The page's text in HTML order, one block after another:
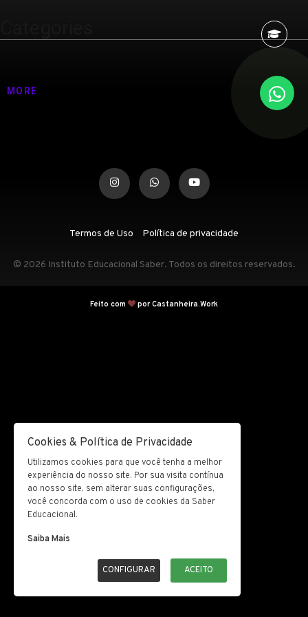
MORE
Termos de Uso Política de privacidade
© 2026 Instituto Educacional Saber. Todos os direitos reservados.
Feito com por Castanheira.Work
Cookies & Política de Privacidade
Utilizamos cookies para que você tenha a melhor
experiência do nosso site. Por sua visita contínua
ao nosso site, sem alterar suas configurações,
você concorda com o uso de cookies da Saber
Educacional.
Saiba Mais
CONFIGURAR ACEITO